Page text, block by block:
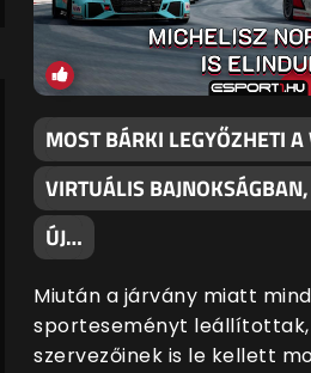
MOST BÁRKI LEGYŐZHETI
VIRTUÁLIS
ÚJ…
Miután a járvány miatt
sporteseményt leállítottak,
szervezőinek is le kellett